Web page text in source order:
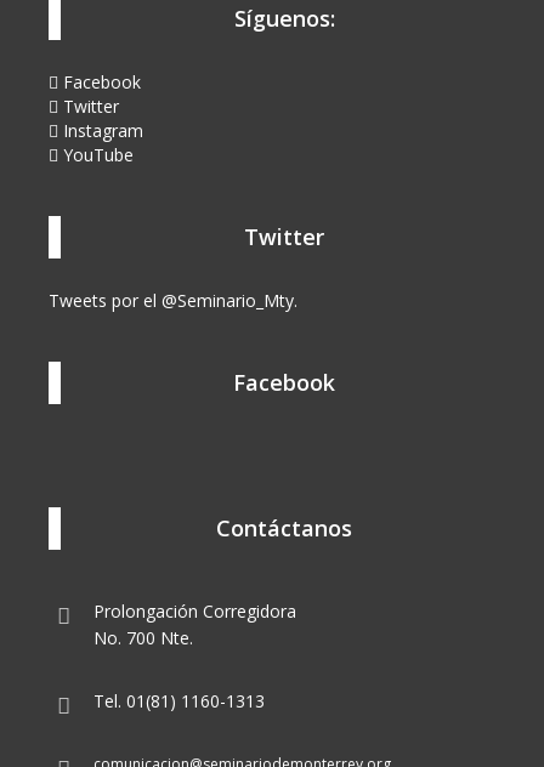
Síguenos:
Facebook
Twitter
Instagram
YouTube
Twitter
Tweets por el @Seminario_Mty.
Facebook
Contáctanos
Prolongación Corregidora
No. 700 Nte.
Tel. 01(81) 1160-1313